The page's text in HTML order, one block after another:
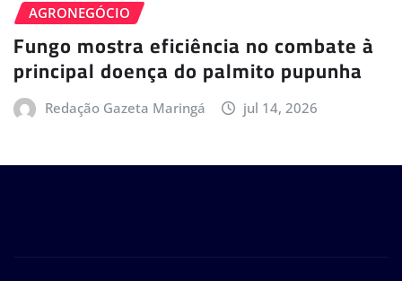
AGRONEGÓCIO
Fungo mostra eficiência no combate à
principal doença do palmito pupunha
Redação Gazeta Maringá jul 14, 2026